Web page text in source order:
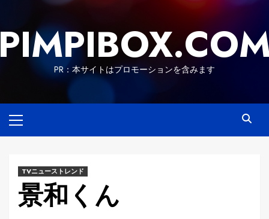
content
PR：本サイトはプロモーションを含みます
Menu
TVニューストレンド
景和くん